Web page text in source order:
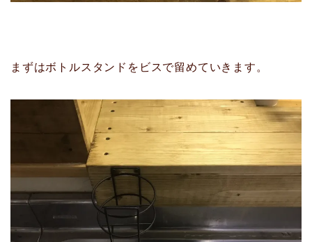
まずはボトルスタンドをビスで留めていきます。